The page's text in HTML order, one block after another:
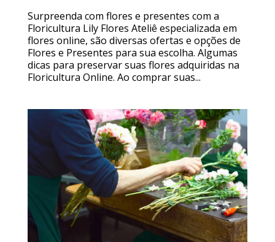
Surpreenda com flores e presentes com a
Floricultura Lily Flores Ateliê especializada em
flores online, são diversas ofertas e opções de
Flores e Presentes para sua escolha. Algumas
dicas para preservar suas flores adquiridas na
Floricultura Online. Ao comprar suas...